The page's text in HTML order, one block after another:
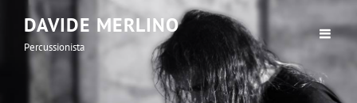
DAVIDE MERLINO
Percussionista